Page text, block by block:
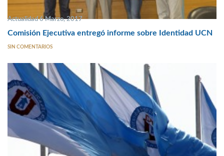
Actualidad 6 Marzo, 2017
Comisión Ejecutiva entregó informe sobre Identidad UCN
SIN COMENTARIOS